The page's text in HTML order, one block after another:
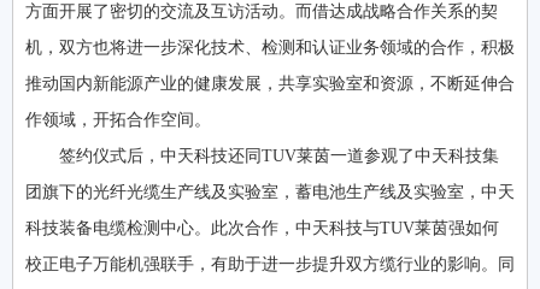
方面开展了密切的交流及互访活动。而借达成战略合作关系的契
机，双方也将进一步深化技术、检测和认证业务领域的合作，积极
推动国内新能源产业的健康发展，共享实验室和资源，不断延伸合
作领域，开拓合作空间。
签约仪式后，中天科技还同TUV莱茵一道参观了中天科技集
团旗下的光纤光缆生产线及实验室，蓄电池生产线及实验室，中天
科技装备电缆检测中心。此次合作，中天科技与TUV莱茵强如何
校正电子万能机强联手，有助于进一步提升双方缆行业的影响。同